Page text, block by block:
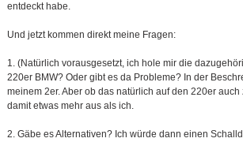
entdeckt habe.
Und jetzt kommen direkt meine Fragen:
1. (Natürlich vorausgesetzt, ich hole mir die
220er BMW? Oder gibt es da Probleme? In der
meinem 2er. Aber ob das natürlich auf den 220er
damit etwas mehr aus als ich.
2. Gäbe es Alternativen? Ich würde dann einen